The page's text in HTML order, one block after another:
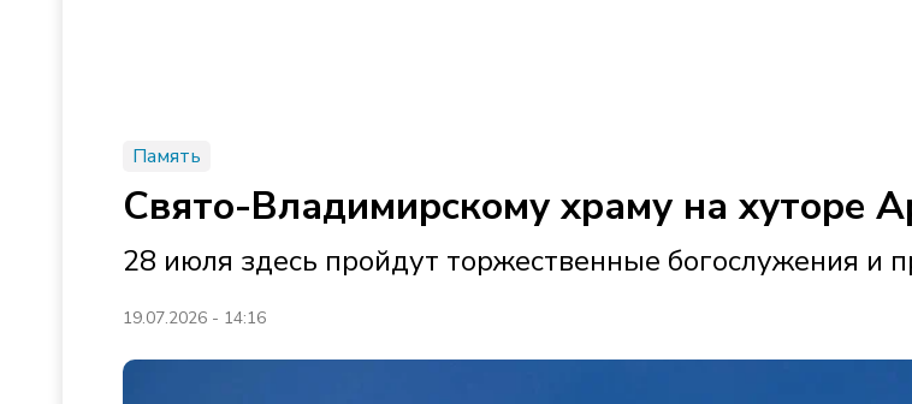
Память
Свято-Владимирскому храму на хуторе
28 июля здесь пройдут торжественные богослужения и
19.07.2026 - 14:16